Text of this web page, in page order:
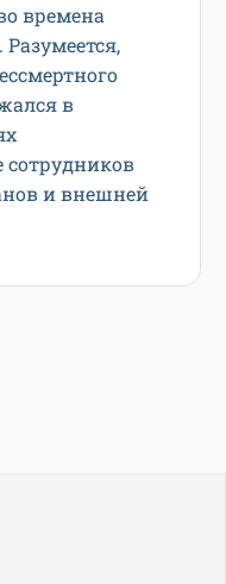
времена
в
сотрудников
и внешней